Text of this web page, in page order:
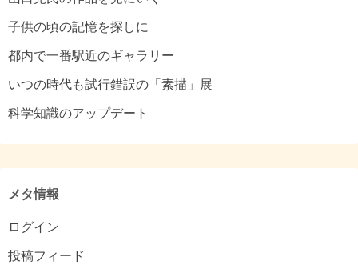
子供の頃の記憶を探しに
都内で一番駅近のギャラリー
いつの時代も試行錯誤の「素描」展
科学知識のアップデート
メタ情報
ログイン
投稿フィード